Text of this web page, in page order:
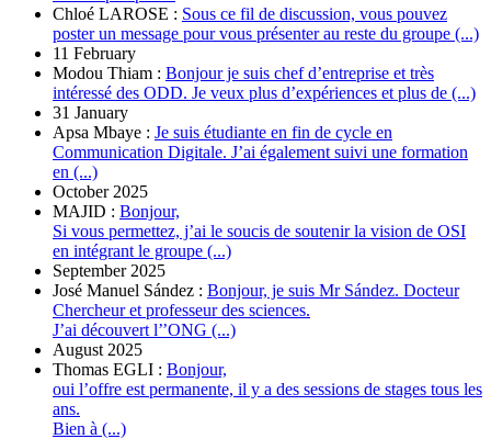
Chloé LAROSE : Sous ce fil de discussion, vous pouvez
poster un message pour vous présenter au reste du groupe (...)
11 February
Modou Thiam : Bonjour je suis chef d’entreprise et très
intéressé des ODD. Je veux plus d’expériences et plus de (...)
31 January
Apsa Mbaye : Je suis étudiante en fin de cycle en
Communication Digitale. J’ai également suivi une formation
en (...)
October 2025
MAJID : Bonjour,
Si vous permettez, j’ai le soucis de soutenir la vision de OSI
en intégrant le groupe (...)
September 2025
José Manuel Sández : Bonjour, je suis Mr Sández. Docteur
Chercheur et professeur des sciences.
J’ai découvert l’’ONG (...)
August 2025
Thomas EGLI : Bonjour,
oui l’offre est permanente, il y a des sessions de stages tous les
ans.
Bien à (...)